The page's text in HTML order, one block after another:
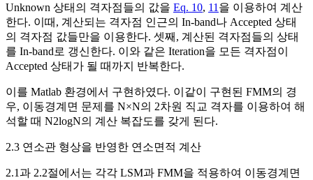
Unknown 상태의 격자점들의 값을 Eq. 10, 11 을 이용하여 계산
한다. 이때, 계산되는 격자점 인근의 In-band나 Accepted 상태
의 격자점 값들만을 이용한다. 셋째, 계산된 격자점들의 상태
를 In-band로 갱신한다. 이와 같은 Iteration을 모든 격자점이
Accepted 상태가 될 때까지 반복한다.
이를 Matlab 환경에서 구현하였다. 이같이 구현된 FMM의 경
우, 이동경계면 문제를 N×N의 2차원 직교 격자를 이용하여 해
석할 때 N2logN의 계산 복잡도를 갖게 된다.
2.3 연소관 형상을 반영한 연소면적 계산
2.1과 2.2절에서는 각각 LSM과 FMM을 적용하여 이동경계면